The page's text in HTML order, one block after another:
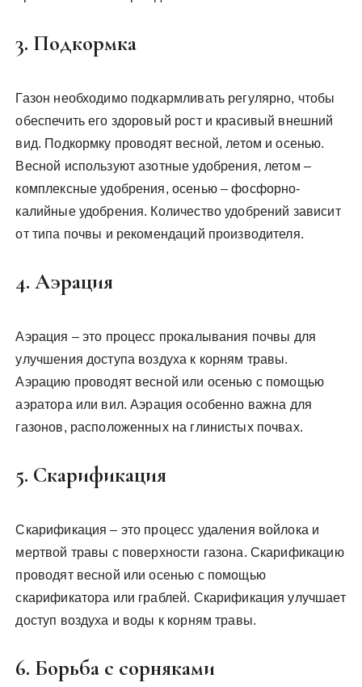
3. Подкормка
Газон необходимо подкармливать регулярно, чтобы
обеспечить его здоровый рост и красивый внешний
вид. Подкормку проводят весной, летом и осенью.
Весной используют азотные удобрения, летом –
комплексные удобрения, осенью – фосфорно-
калийные удобрения. Количество удобрений зависит
от типа почвы и рекомендаций производителя.
4. Аэрация
Аэрация – это процесс прокалывания почвы для
улучшения доступа воздуха к корням травы.
Аэрацию проводят весной или осенью с помощью
аэратора или вил. Аэрация особенно важна для
газонов, расположенных на глинистых почвах.
5. Скарификация
Скарификация – это процесс удаления войлока и
мертвой травы с поверхности газона. Скарификацию
проводят весной или осенью с помощью
скарификатора или граблей. Скарификация улучшает
доступ воздуха и воды к корням травы.
6. Борьба с сорняками